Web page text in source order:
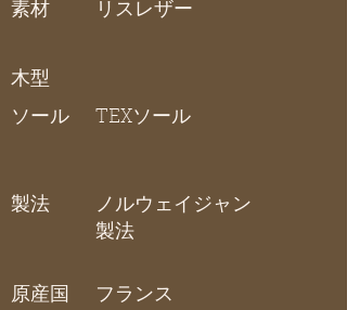
素材 リスレザー
木型
ソール
TEXソール
製法
ノルウェイジャン
製法
原産国
フランス